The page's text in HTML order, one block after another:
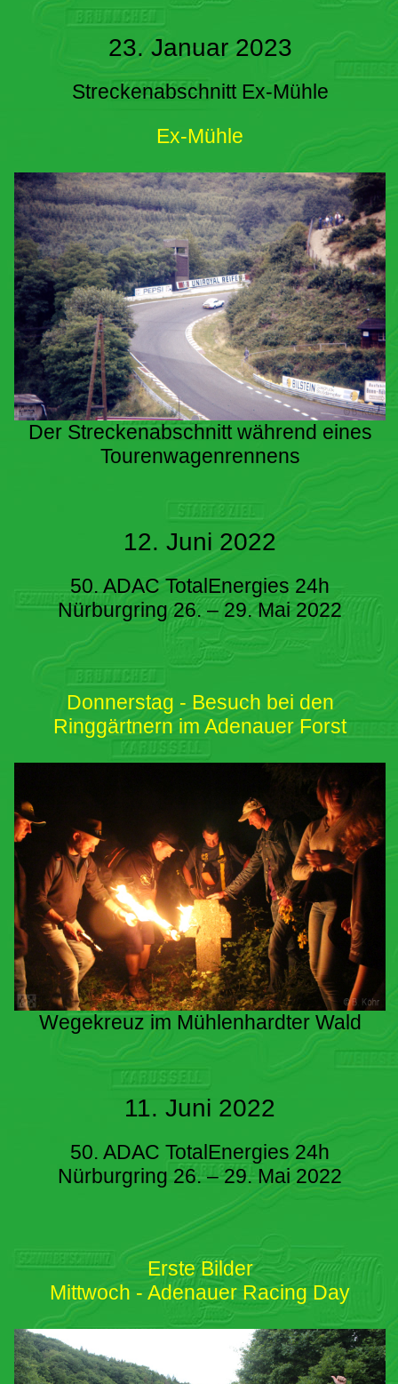
23. Januar 2023
Streckenabschnitt Ex-Mühle
Ex-Mühle
Der Streckenabschnitt während eines
Tourenwagenrennens
12. Juni 2022
50. ADAC TotalEnergies 24h
Nürburgring 26. – 29. Mai 2022
Donnerstag - Besuch bei den
Ringgärtnern im Adenauer Forst
Wegekreuz im Mühlenhardter Wald
11. Juni 2022
50. ADAC TotalEnergies 24h
Nürburgring 26. – 29. Mai 2022
Erste Bilder
Mittwoch - Adenauer Racing Day